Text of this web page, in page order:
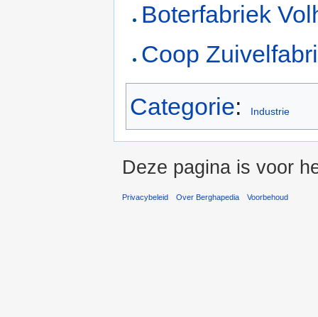
Boterfabriek
Coop
Categorie: Industrie
Deze pagina is voor
Privacybeleid Over Berghapedia Voorbehoud